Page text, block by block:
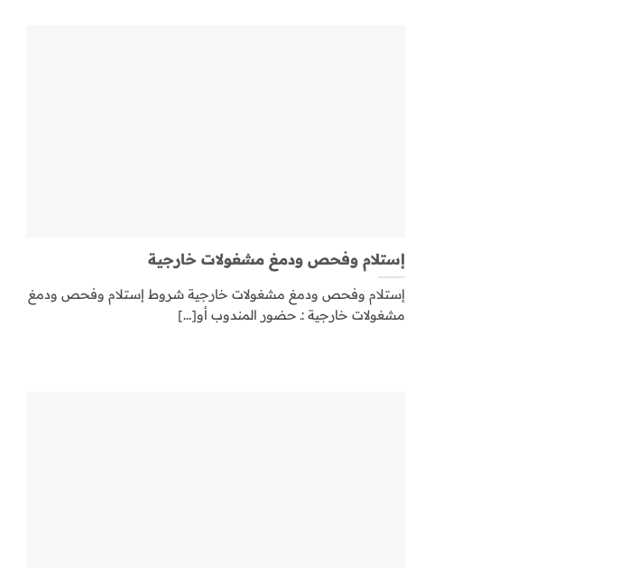
إستلام وفحص ودمغ مشغولات خارجية
إستلام وفحص ودمغ مشغولات خارجية شروط إستلام وفحص ودمغ
مشغولات خارجية :ـ حضور المندوب أو[...]